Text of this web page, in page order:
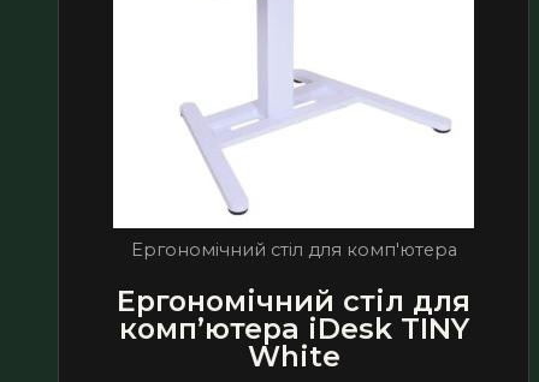
Ергономічний стіл для комп'ютера
Ергономічний стіл для
комп’ютера iDesk TINY
White